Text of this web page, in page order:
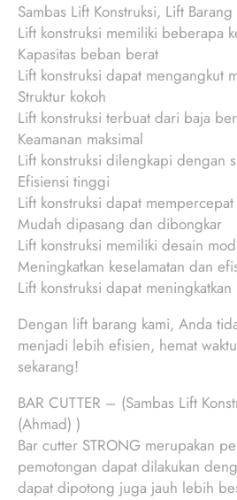
Sambas Lift Konstruksi, Lift
Lift konstruksi memiliki beberapa
Kapasitas beban berat
Lift konstruksi dapat mengangkut
Struktur kokoh
Lift konstruksi terbuat dari baja
Keamanan maksimal
Lift konstruksi dilengkapi dengan
Efisiensi tinggi
Lift konstruksi dapat
Mudah dipasang dan dibongkar
Lift konstruksi memiliki desain
Meningkatkan keselamatan dan
Lift konstruksi dapat
Dengan lift barang kami, Anda
menjadi lebih efisien, hemat
sekarang!
BAR CUTTER – (Sambas Lift
(Ahmad) )
Bar cutter STRONG merupakan
pemotongan dapat dilakukan
dapat dipotong juga jauh lebih